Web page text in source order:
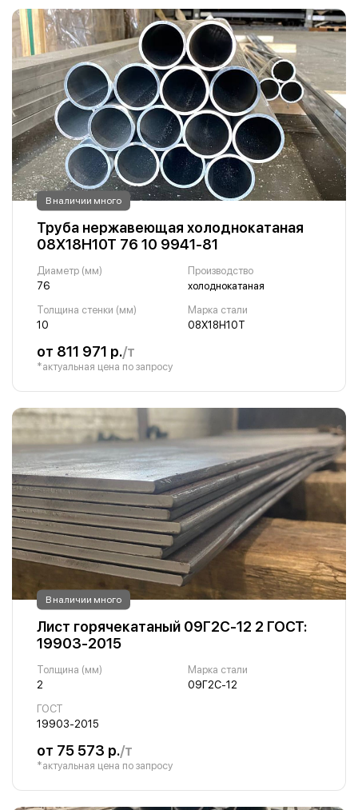
В наличии много
Труба нержавеющая холоднокатаная
08Х18Н10Т 76 10 9941-81
Диаметр (мм)
76
Производство
холоднокатаная
Толщина стенки (мм)
10
Марка стали
08Х18Н10Т
от 811 971 р./т
*актуальная цена по запросу
В наличии много
Лист горячекатаный 09Г2С-12 2 ГОСТ:
19903-2015
Толщина (мм)
2
Марка стали
09Г2С-12
ГОСТ
19903-2015
от 75 573 р./т
*актуальная цена по запросу